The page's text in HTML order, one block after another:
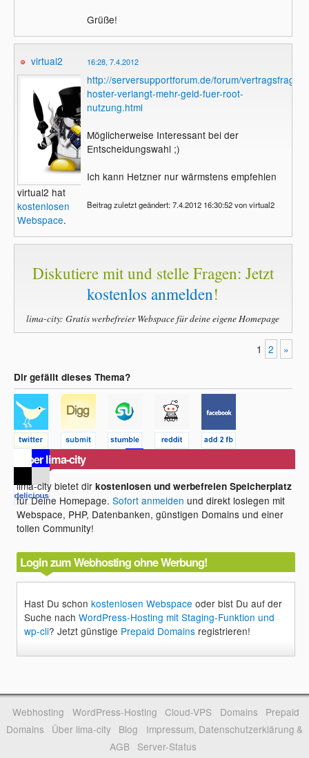
Grüße!
virtual2
virtual2 hat
kostenlosen
Webspace.
16:28, 7.4.2012
http://serversupportforum.de/forum/
hoster-verlangt-mehr-geld-fuer-root-
nutzung.html
Möglicherweise Interessant bei der
Entscheidungswahl ;)
Ich kann Hetzner nur wärmstens empfehlen
Beitrag zuletzt geändert: 7.4.2012 16:30:52 von virtual2
Diskutiere mit und stelle Fragen: Jetzt
kostenlos anmelden!
lima-city: Gratis werbefreier Webspace für deine eigene Homepage
1 2 »
Dir gefällt dieses Thema?
Über lima-city
lima-city bietet dirkostenlosen und werbefreien Speicherplatz
für Deine Homepage.Sofort anmelden und direkt loslegen mit
Webspace, PHP, Datenbanken, günstigen Domains und einer
tollen Community!
Login zum Webhosting ohne Werbung!
Hast Du schonkostenlosen Webspace oder bist Du auf der
Suche nachWordPress-Hosting mit Staging-Funktion und
wp-cli? Jetzt günstige Prepaid Domains registrieren!
Webhosting WordPress-Hosting Cloud-VPS Domains
Prepaid
Domains
Über lima-city Blog
Impressum, Datenschutzerklärung &
AGB
Server-Status